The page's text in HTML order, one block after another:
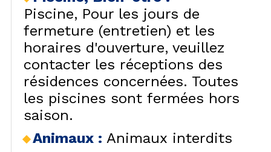
Piscine
Pour les jours de
fermeture (entretien) et les
horaires d'ouverture, veuillez
contacter les réceptions des
résidences concernées. Toutes
les piscines sont fermées hors
saison.
Animaux : Animaux interdits